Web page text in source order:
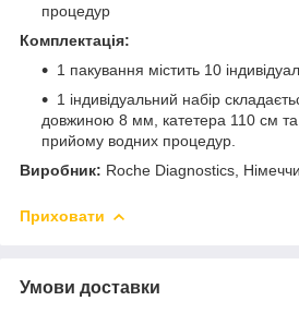
процедур
Комплектація:
1 пакування містить 10
1 індивідуальний набір
довжиною 8 мм, катетера 110 см та
прийому водних процедур.
Виробник: Roche Diagnostics,
Приховати
Умови доставки